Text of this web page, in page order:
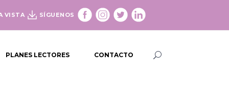
VISTA SÍGUENOS
PLANES LECTORES CONTACTO